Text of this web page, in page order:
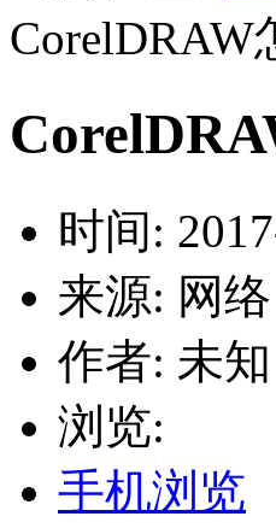
时间:
来源: 网络
作者: 未知
浏览:
手机浏览